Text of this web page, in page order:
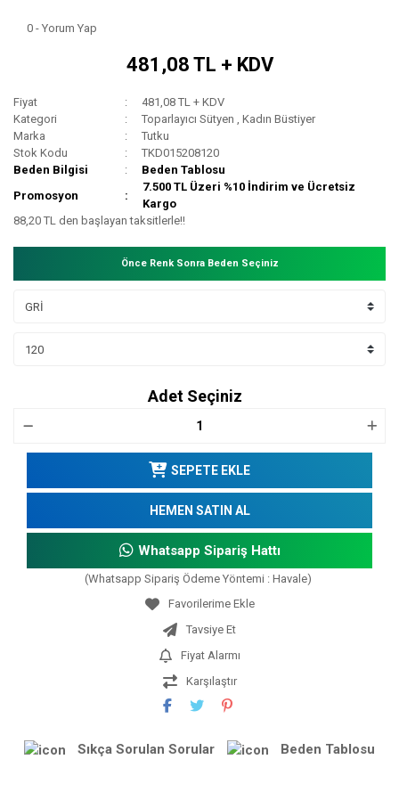
0 - Yorum Yap
481,08 TL + KDV
Fiyat
481,08 TL + KDV
Kategori
Toparlayıcı Sütyen ,Kadın Büstiyer
Marka
Tutku
Stok Kodu
TKD015208120
Beden Bilgisi
Beden Tablosu
Promosyon
7.500 TL Üzeri %10 İndirim ve Ücretsiz
Kargo
88,20 TL den başlayan taksitlerle!!
Önce Renk Sonra Beden Seçiniz
Adet Seçiniz
SEPETE EKLE
HEMEN SATIN AL
Whatsapp Sipariş Hattı
(Whatsapp Sipariş Ödeme Yöntemi : Havale)
Tavsiye Et
Fiyat Alarmı
Karşılaştır
Sıkça Sorulan Sorular Beden Tablosu